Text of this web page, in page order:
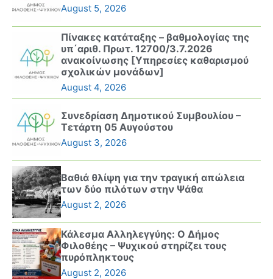
August 5, 2026
Πίνακες κατάταξης – βαθμολογίας της
υπ΄αριθ. Πρωτ. 12700/3.7.2026
ανακοίνωσης [Υπηρεσίες καθαρισμού
σχολικών μονάδων]
August 4, 2026
Συνεδρίαση Δημοτικού Συμβουλίου –
Τετάρτη 05 Αυγούστου
August 3, 2026
Βαθιά θλίψη για την τραγική απώλεια
των δύο πιλότων στην Ψάθα
August 2, 2026
Κάλεσμα Αλληλεγγύης: Ο Δήμος
Φιλοθέης – Ψυχικού στηρίζει τους
πυρόπληκτους
August 2, 2026